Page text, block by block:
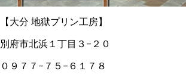
【大分 地獄プリン工房】
別府市北浜１丁目３−２０
０９７７−７５−６１７８